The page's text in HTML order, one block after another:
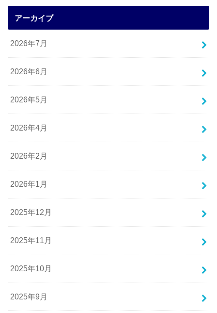
アーカイブ
2026年7月
2026年6月
2026年5月
2026年4月
2026年2月
2026年1月
2025年12月
2025年11月
2025年10月
2025年9月